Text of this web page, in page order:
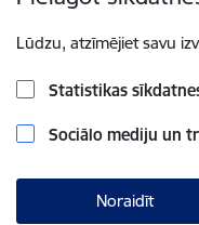
Lūdzu, atzīmējiet savu
Statistikas
Sociālo mediju un
Noraidīt